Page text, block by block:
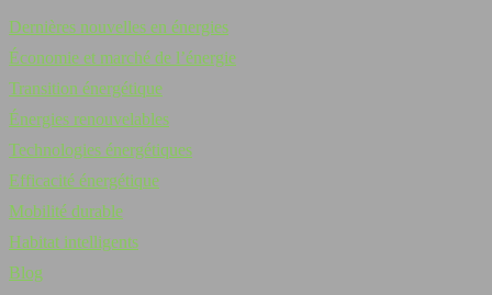
Dernières nouvelles en énergies
Économie et marché de l’énergie
Transition énergétique
Énergies renouvelables
Technologies énergétiques
Efficacité énergétique
Mobilité durable
Habitat intelligents
Blog